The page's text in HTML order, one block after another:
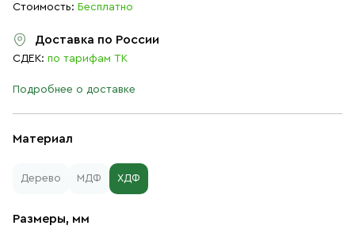
Материал
Дерево МДФ ХДФ
Размеры, мм
Стоимость: Бесплатно
Доставка по России
СДЕК: по тарифам ТК
Подробнее о доставке